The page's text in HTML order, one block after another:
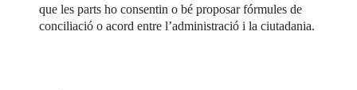
que les parts ho consentin o bé proposar fórmules de
conciliació o acord entre l’administració i la ciutadania.